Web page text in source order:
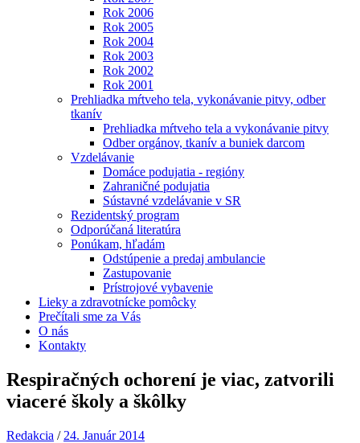
Rok 2006
Rok 2005
Rok 2004
Rok 2003
Rok 2002
Rok 2001
Prehliadka mŕtveho tela, vykonávanie pitvy, odber
tkanív
Prehliadka mŕtveho tela a vykonávanie pitvy
Odber orgánov, tkanív a buniek darcom
Vzdelávanie
Domáce podujatia - regióny
Zahraničné podujatia
Sústavné vzdelávanie v SR
Rezidentský program
Odporúčaná literatúra
Ponúkam, hľadám
Odstúpenie a predaj ambulancie
Zastupovanie
Prístrojové vybavenie
Lieky a zdravotnícke pomôcky
Prečítali sme za Vás
O nás
Kontakty
Respiračných ochorení je viac, zatvorili
viaceré školy a škôlky
Redakcia / 24. Január 2014